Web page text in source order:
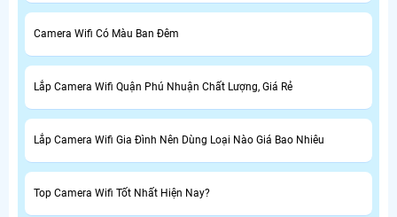
Camera Wifi Có Màu Ban Đêm
Lắp Camera Wifi Quận Phú Nhuận Chất Lượng, Giá Rẻ
Lắp Camera Wifi Gia Đình Nên Dùng Loại Nào Giá Bao Nhiêu
Top Camera Wifi Tốt Nhất Hiện Nay?